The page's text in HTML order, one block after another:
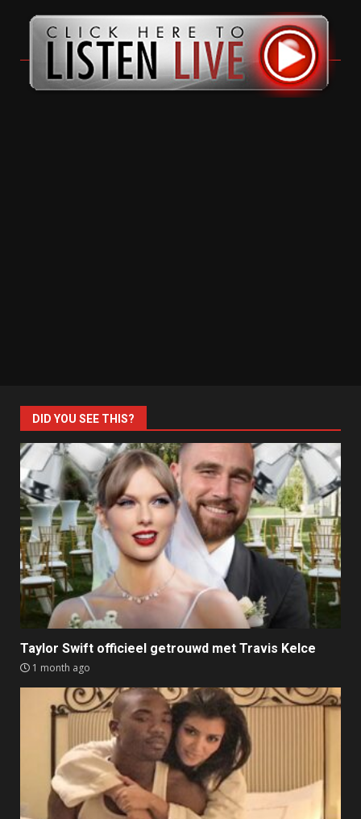
DID YOU SEE THIS?
Taylor Swift officieel getrouwd met Travis Kelce
1 month ago